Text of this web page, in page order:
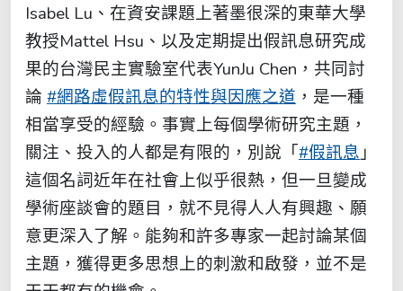
Isabel Lu、在資安課題上著墨很深的東華大學
教授Mattel Hsu、以及定期提出假訊息研究成
果的台灣民主實驗室代表YunJu Chen，共同討
論 #網路虛假訊息的特性與因應之道 ，是一種
相當享受的經驗。事實上每個學術研究主題，
關注、投入的人都是有限的，別說「#假訊息」
這個名詞近年在社會上似乎很熱，但一旦變成
學術座談會的題目，就不見得人人有興趣、願
意更深入了解。能夠和許多專家一起討論某個
主題，獲得更多思想上的刺激和啟發，並不是